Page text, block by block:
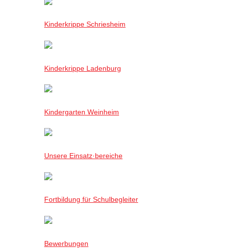
Kinderkrippe Schriesheim
Kinderkrippe Ladenburg
Kindergarten Weinheim
Unsere Einsatz·bereiche
Fortbildung für Schulbegleiter
Bewerbungen